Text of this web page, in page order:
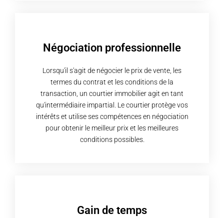
Négociation professionnelle
Lorsqu'il s'agit de négocier le prix de vente, les
termes du contrat et les conditions de la
transaction, un courtier immobilier agit en tant
qu'intermédiaire impartial. Le courtier protège vos
intérêts et utilise ses compétences en négociation
pour obtenir le meilleur prix et les meilleures
conditions possibles.
Gain de temps